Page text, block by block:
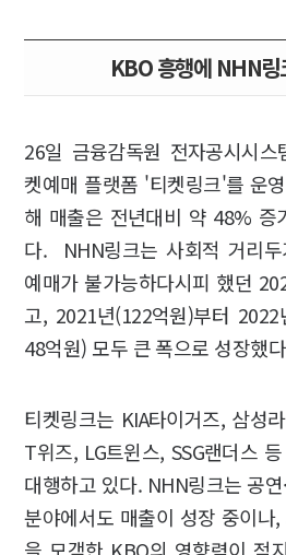
KBO 흥행에 NHN링
26일 금융감독원 전자공시시
켓예매 플랫폼 '티켓링크'를 운
해 매출은 전년대비 약 48% 증
다. NHN링크는 사회적 거리두
예매가 불가능하다시피 했던
고, 2021년(122억원)부터
48억원) 모두 큰 폭으로 성장했
티켓링크는 KIA타이거즈, 삼성
T위즈, LG트윈스, SSG랜더스
대행하고 있다. NHN링크는 공
분야에서도 매출이 성장 중이나
을 모객한 KBO의 영향력이 적